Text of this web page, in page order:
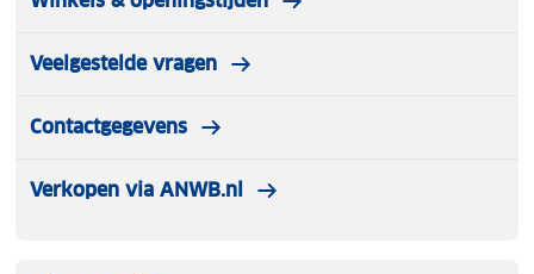
Veelgestelde vragen
Contactgegevens
Verkopen via ANWB.nl